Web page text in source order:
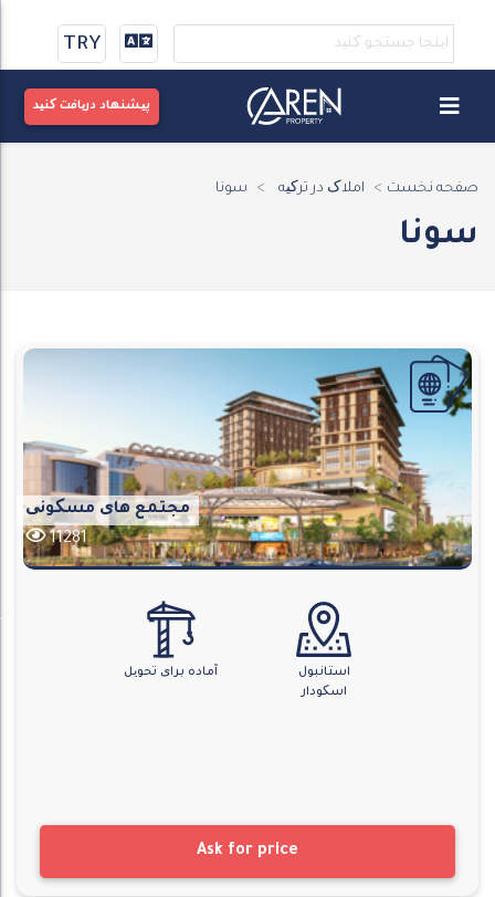
TRY
پیشنهاد دریافت کنید
صفحه نخست املاک در ترکیه سونا
سونا
مجتمع های مسکونی
11281
استانبول
اسکودار
آماده برای تحویل
Ask for price